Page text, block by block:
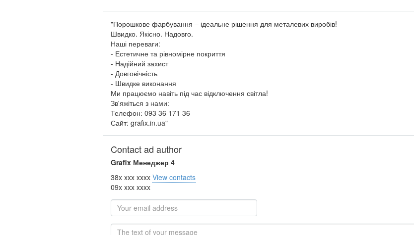
"Порошкове фарбування – ідеальне рішення для металевих виробів!
Швидко. Якісно. Надовго.
Наші переваги:
- Естетичне та рівномірне покриття
- Надійний захист
- Довговічність
- Швидке виконання
Ми працюємо навіть під час відключення світла!
Зв'яжіться з нами:
Телефон: 093 36 171 36
Сайт: grafix.in.ua"
Contact ad author
Grafix Менеджер 4
38x xxx xxxx View contacts
09x xxx xxxx